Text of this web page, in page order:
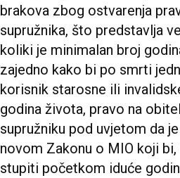
brakova zbog ostvarenja
supružnika, što predstavlja
koliki je minimalan broj
zajedno kako bi po smrti
korisnik starosne ili
godina života, pravo na
supružniku pod uvjetom da
novom Zakonu o MIO koji
stupiti početkom iduće